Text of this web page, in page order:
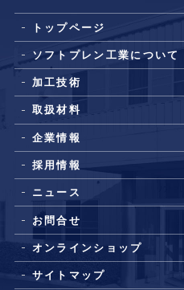
トップページ
ソフトプレン工業について
加工技術
取扱材料
企業情報
採用情報
ニュース
お問合せ
オンラインショップ
サイトマップ